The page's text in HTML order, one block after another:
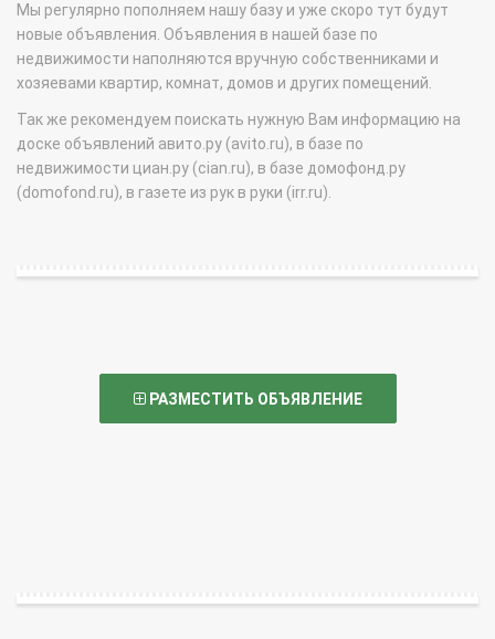
Мы регулярно пополняем нашу базу и уже скоро тут будут
новые объявления. Объявления в нашей базе по
недвижимости наполняются вручную собственниками и
хозяевами квартир, комнат, домов и других помещений.
Так же рекомендуем поискать нужную Вам информацию на
доске объявлений авито.ру (avito.ru), в базе по
недвижимости циан.ру (cian.ru), в базе домофонд.ру
(domofond.ru), в газете из рук в руки (irr.ru).
РАЗМЕСТИТЬ ОБЪЯВЛЕНИЕ